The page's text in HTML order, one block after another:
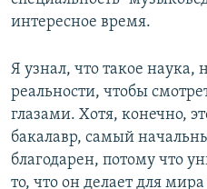
интересное время.
Я узнал, что такое наука,
реальности, чтобы
глазами. Хотя, конечно,
бакалавр, самый
благодарен, потому что
то, что он делает для